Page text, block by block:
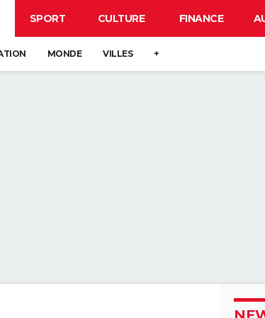
SPORT CULTURE FINANCE
MONDE VILLES +